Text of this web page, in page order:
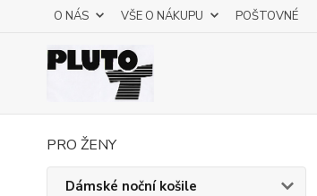
O NÁS VŠE O NÁKUPU POŠTOVNÉ
PRO ŽENY
Dámské noční košile